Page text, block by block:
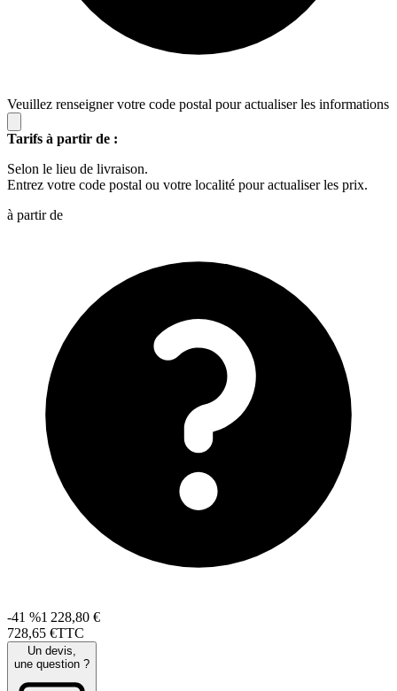
Veuillez renseigner votre code postal pour actualiser les informations
Tarifs à partir de :
Selon le lieu de livraison.
Entrez votre code postal ou votre localité pour actualiser les prix.
à partir de
-41 %1 228,80 €
728,65 €TTC
Un devis,
une question ?